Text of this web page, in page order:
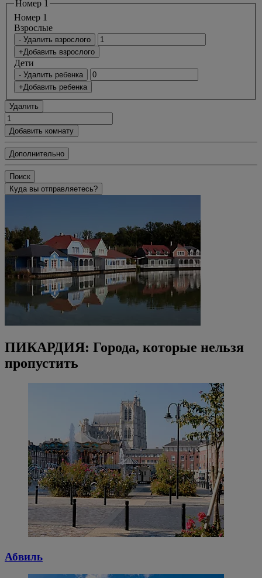
Номер 1
Номер 1
Bзрослые
- Удалить взрослого
+Добавить взрослого
Дети
- Удалить ребенка
+Добавить ребенка
Удалить
Добавить комнату
Дополнительно
Поиск
Куда вы отправляетесь?
ПИКАРДИЯ: Города, которые нельзя
пропустить
Абвиль